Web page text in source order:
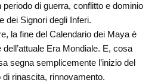
di guerra, conflitto e dominio
dei Signori degli Inferi.
la fine del Calendario dei Maya è
Era Mondiale. E, cosa
segna semplicemente l’inizio del
rinascita, rinnovamento.